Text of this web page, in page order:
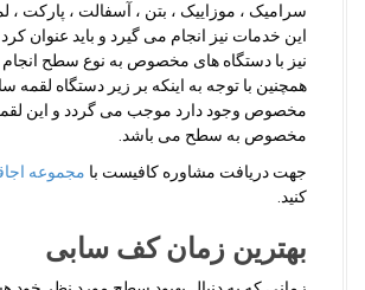
سرامیک ، موزاییک ، بتن ، آسفالت ، پارکت ،
این خدمات نیز انجام می گیرد و باید عنوان
نیز با دستگاه های مخصوص به نوع سطح
همچنین با توجه به اینکه بر زیر دستگاه لقمه
مخصوص وجود دارد موجب می گردد و این
مخصوص به سطح می باشد.
جهت دریافت مشاوره کافیست با مجموعه
کنید.
بهترین زمان کف سابی